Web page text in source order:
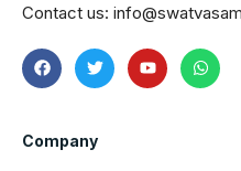
Contact us:
Company